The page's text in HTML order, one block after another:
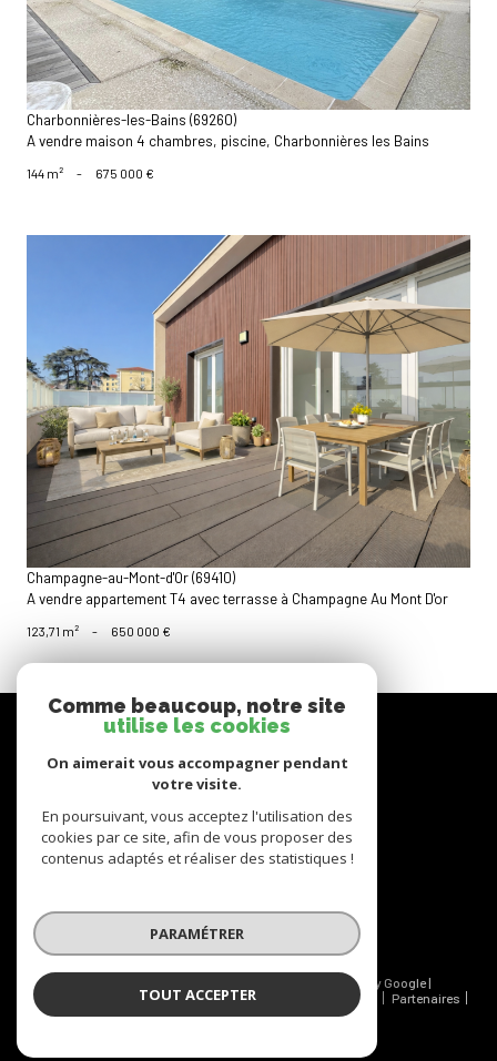
Charbonnières-les-Bains (69260)
A vendre maison 4 chambres, piscine, Charbonnières les Bains
144 m² - 675 000 €
voir le bien
Champagne-au-Mont-d'Or (69410)
A vendre appartement T4 avec terrasse à Champagne Au Mont D'or
123,71 m² - 650 000 €
nous
suivre
nous
adhérons
© 2026 | Tous droits réservés | Traduction powered by Google |
Plan du site Mentions légales Admin
Partenaires
Politique RGPD
Cookies
Comme beaucoup, notre site
utilise les cookies
On aimerait vous accompagner pendant
votre visite.
En poursuivant, vous acceptez l'utilisation des
cookies par ce site, afin de vous proposer des
contenus adaptés et réaliser des statistiques !
PARAMÉTRER
TOUT ACCEPTER